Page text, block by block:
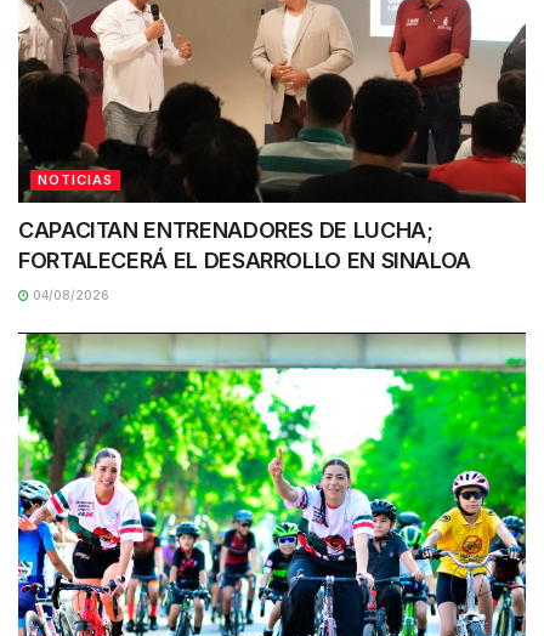
NOTICIAS
CAPACITAN ENTRENADORES DE LUCHA;
FORTALECERÁ EL DESARROLLO EN SINALOA
04/08/2026